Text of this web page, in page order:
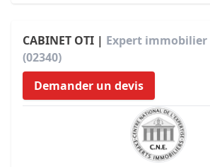
CABINET OTI | Expert immobilier
(02340)
Demander un devis